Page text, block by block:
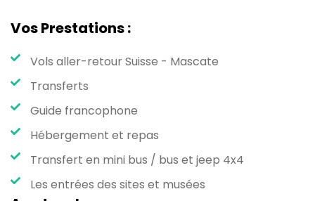
Vos Prestations :
Vols aller-retour Suisse - Mascate
Transferts
Guide francophone
Hébergement et repas
Transfert en mini bus / bus et jeep 4x4
Les entrées des sites et musées